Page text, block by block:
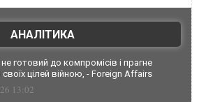
АНАЛІТИКА
готовий до компромісів і прагне
своїх цілей війною, - Foreign Affairs
13:02